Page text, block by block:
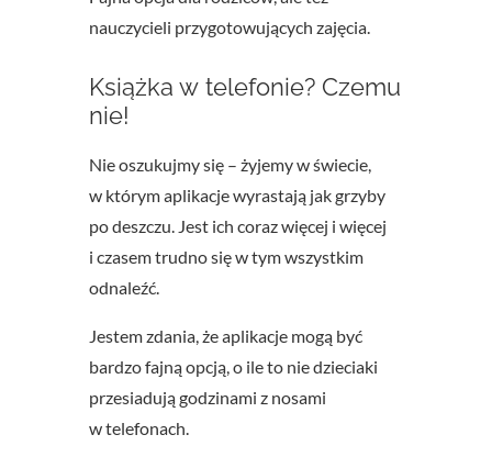
nauczycieli przygotowujących zajęcia.
Książka w telefonie? Czemu
nie!
Nie oszukujmy się – żyjemy w świecie,
w którym aplikacje wyrastają jak grzyby
po deszczu. Jest ich coraz więcej i więcej
i czasem trudno się w tym wszystkim
odnaleźć.
Jestem zdania, że aplikacje mogą być
bardzo fajną opcją, o ile to nie dzieciaki
przesiadują godzinami z nosami
w telefonach.